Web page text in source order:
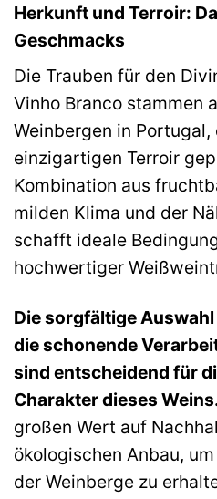
Herkunft und Terroir:
Geschmacks
Die Trauben für den
Vinho Branco stammen
Weinbergen in Portugal,
einzigartigen Terroir
Kombination aus
milden Klima und der
schafft ideale
hochwertiger
Die sorgfältige
die schonende
sind entscheidend für
Charakter dieses
großen Wert auf
ökologischen Anbau,
der Weinberge zu